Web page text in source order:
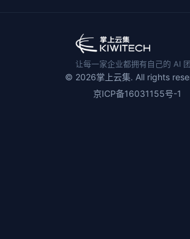
让每一家企业都拥有自己的 AI
© 2026掌上云集. All rights
京ICP备16031155号-1